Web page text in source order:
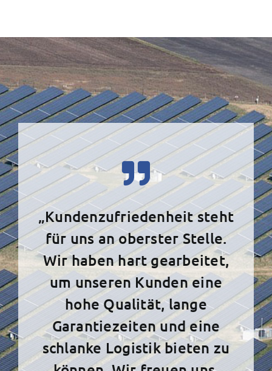
„Kundenzufriedenheit steht
für uns an oberster Stelle.
Wir haben hart gearbeitet,
um unseren Kunden eine
hohe Qualität, lange
Garantiezeiten und eine
schlanke Logistik bieten zu